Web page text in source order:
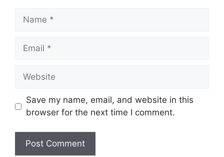
Name
Email
Website
Save my name, email, and website in this
browser for the next time I comment.